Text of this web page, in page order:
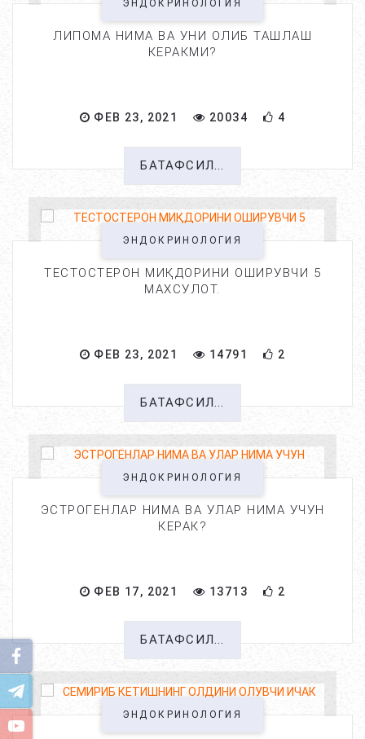
ЭНДОКРИНОЛОГИЯ
ЛИПОМА НИМА ВА УНИ ОЛИБ ТАШЛАШ
КЕРАКМИ?
ФЕВ 23, 2021 20034 4
БАТАФСИЛ...
ЭНДОКРИНОЛОГИЯ
ТЕСТОСТЕРОН МИҚДОРИНИ ОШИРУВЧИ 5
МАХСУЛОТ.
ФЕВ 23, 2021 14791 2
БАТАФСИЛ...
ЭНДОКРИНОЛОГИЯ
ЭСТРОГЕНЛАР НИМА ВА УЛАР НИМА УЧУН
КЕРАК?
ФЕВ 17, 2021 13713 2
БАТАФСИЛ...
ЭНДОКРИНОЛОГИЯ